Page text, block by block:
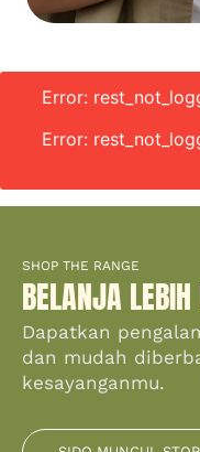
Error:
Error:
SHOP THE RANGE
BELANJA
Dapatkan
dan mudah
kesayanganmu.